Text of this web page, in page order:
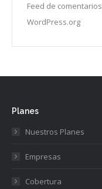
Feed de comentarios
WordPress.org
Planes
Nuestros Planes
Empresas
Cobertura